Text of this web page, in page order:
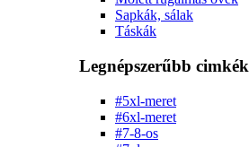
Sapkák, sálak
Táskák
Legnépszerűbb cimkék
#5xl-meret
#6xl-meret
#7-8-os